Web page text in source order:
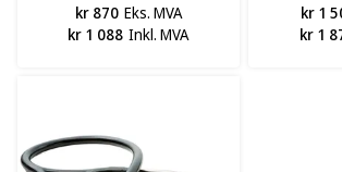
kr 870 Eks. MVA
kr 1 088 Inkl. MVA
kr 1
kr 1